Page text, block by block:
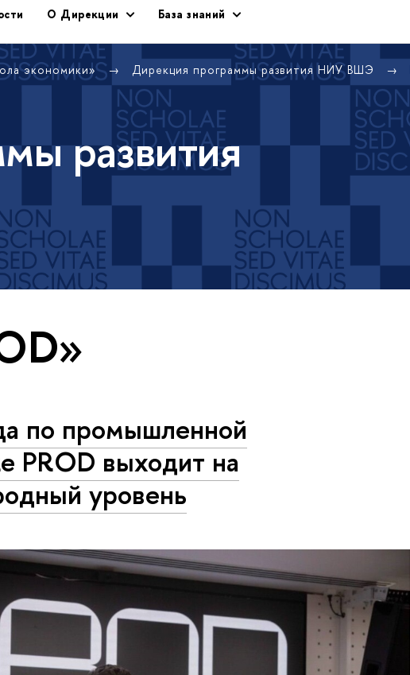
О Дирекции
База знаний
экономики» Дирекция программы развития НИУ ВШЭ
развития
по промышленной
PROD выходит на
уровень